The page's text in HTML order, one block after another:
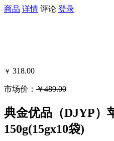
商品 详情 评论 登录
￥ 318.00
市场价： ￥489.00
典金优品（DJYP）
150g(15gx10袋)